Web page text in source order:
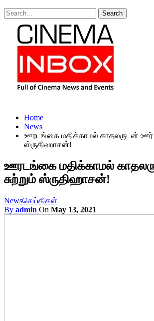
Home
News
ஊரடங்கை மதிக்காமல் காதலருடன் ஊர்
ஸ்ருதிஹாசன்!
ஊரடங்கை மதிக்காமல்
சுற்றும் ஸ்ருதிஹாசன்!
Newsசெய்திகள்
By admin On May 13, 2021